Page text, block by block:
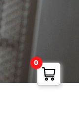
0